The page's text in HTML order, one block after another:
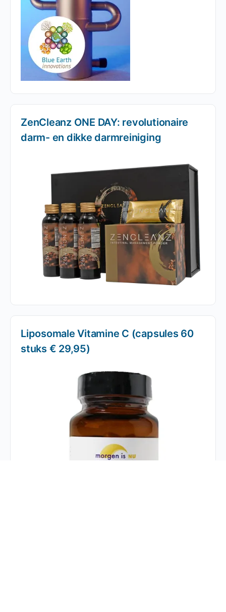
ZenCleanz ONE DAY: revolutionaire
darm- en dikke darmreiniging
Liposomale Vitamine C (capsules 60
stuks € 29,95)